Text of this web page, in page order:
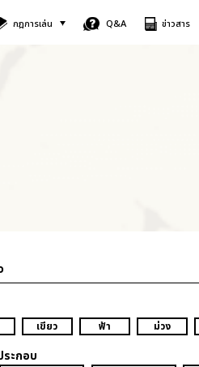
กฎการเล่น Q&A ข่าวสาร
เขียว ฟ้า ม่วง
ระกอบ